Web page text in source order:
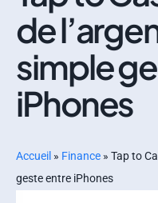
de
simple
iPhones
Accueil » Finance » Tap to
geste entre iPhones